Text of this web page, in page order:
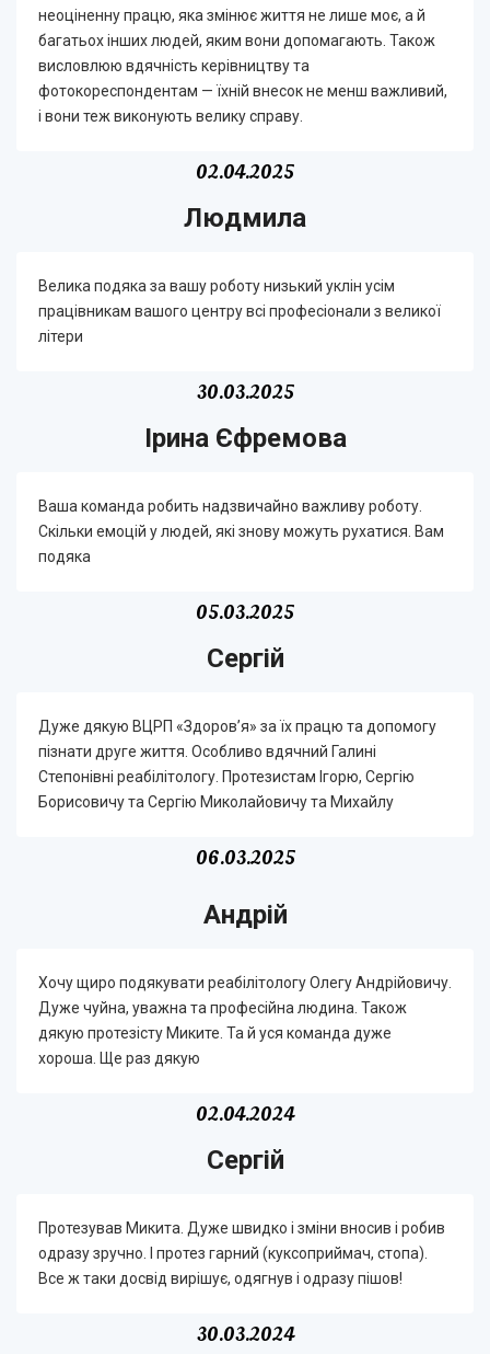
неоціненну працю, яка змінює життя не лише моє, а й
багатьох інших людей, яким вони допомагають. Також
висловлюю вдячність керівництву та
фотокореспондентам — їхній внесок не менш важливий,
і вони теж виконують велику справу.
02.04.2025
Людмила
Велика подяка за вашу роботу низький уклін усім
працівникам вашого центру всі професіонали з великої
літери
30.03.2025
Ірина Єфремова
Ваша команда робить надзвичайно важливу роботу.
Скільки емоцій у людей, які знову можуть рухатися. Вам
подяка
05.03.2025
Сергій
Дуже дякую ВЦРП «Здоров’я» за їх працю та допомогу
пізнати друге життя. Особливо вдячний Галині
Степонівні реабілітологу. Протезистам Ігорю, Сергію
Борисовичу та Сергію Миколайовичу та Михайлу
06.03.2025
Андрій
Хочу щиро подякувати реабілітологу Олегу Андрійовичу.
Дуже чуйна, уважна та професійна людина. Також
дякую протезісту Миките. Та й уся команда дуже
хороша. Ще раз дякую
02.04.2024
Сергій
Протезував Микита. Дуже швидко і зміни вносив і робив
одразу зручно. І протез гарний (куксоприймач, стопа).
Все ж таки досвід вирішує, одягнув і одразу пішов!
30.03.2024